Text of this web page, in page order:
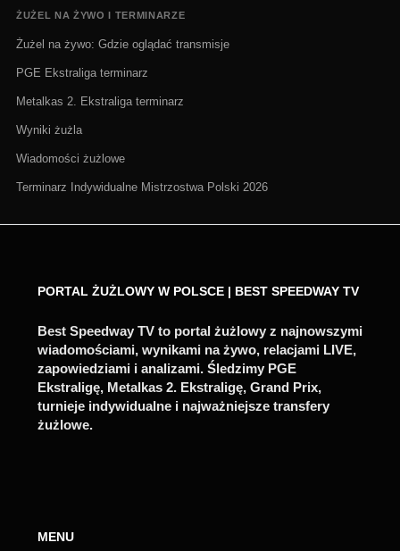
ŻUŻEL NA ŻYWO I TERMINARZE
Żużel na żywo: Gdzie oglądać transmisje
PGE Ekstraliga terminarz
Metalkas 2. Ekstraliga terminarz
Wyniki żużla
Wiadomości żużlowe
Terminarz Indywidualne Mistrzostwa Polski 2026
PORTAL ŻUŻLOWY W POLSCE | BEST SPEEDWAY TV
Best Speedway TV to portal żużlowy z najnowszymi
wiadomościami, wynikami na żywo, relacjami LIVE,
zapowiedziami i analizami. Śledzimy PGE
Ekstraligę, Metalkas 2. Ekstraligę, Grand Prix,
turnieje indywidualne i najważniejsze transfery
żużlowe.
MENU